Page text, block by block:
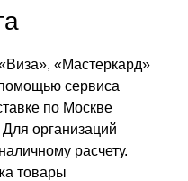
«Мастеркард»
сервиса
по Москве
организаций
расчету.
товары